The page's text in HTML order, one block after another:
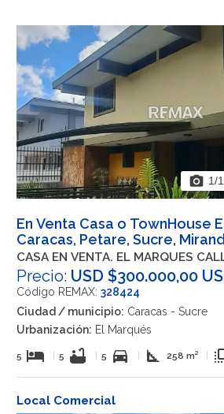
photo_camera 1/
En Venta Casa o TownHouse
Caracas, Petare, Sucre,
CASA EN VENTA. EL MARQUES
Precio: USD $300.000,00
Código REMAX: 328424
Ciudad / municipio: Caracas - Sucre
Urbanización: El Marqués
5 hotel 5 bathtub 5 directions_car square_foot 258 m²
Local Comercial